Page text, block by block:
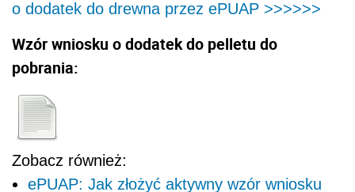
o dodatek do drewna przez ePUAP >>>>>>
Wzór wniosku o dodatek do pelletu do
pobrania:
Zobacz również:
ePUAP: Jak złożyć aktywny wzór wniosku